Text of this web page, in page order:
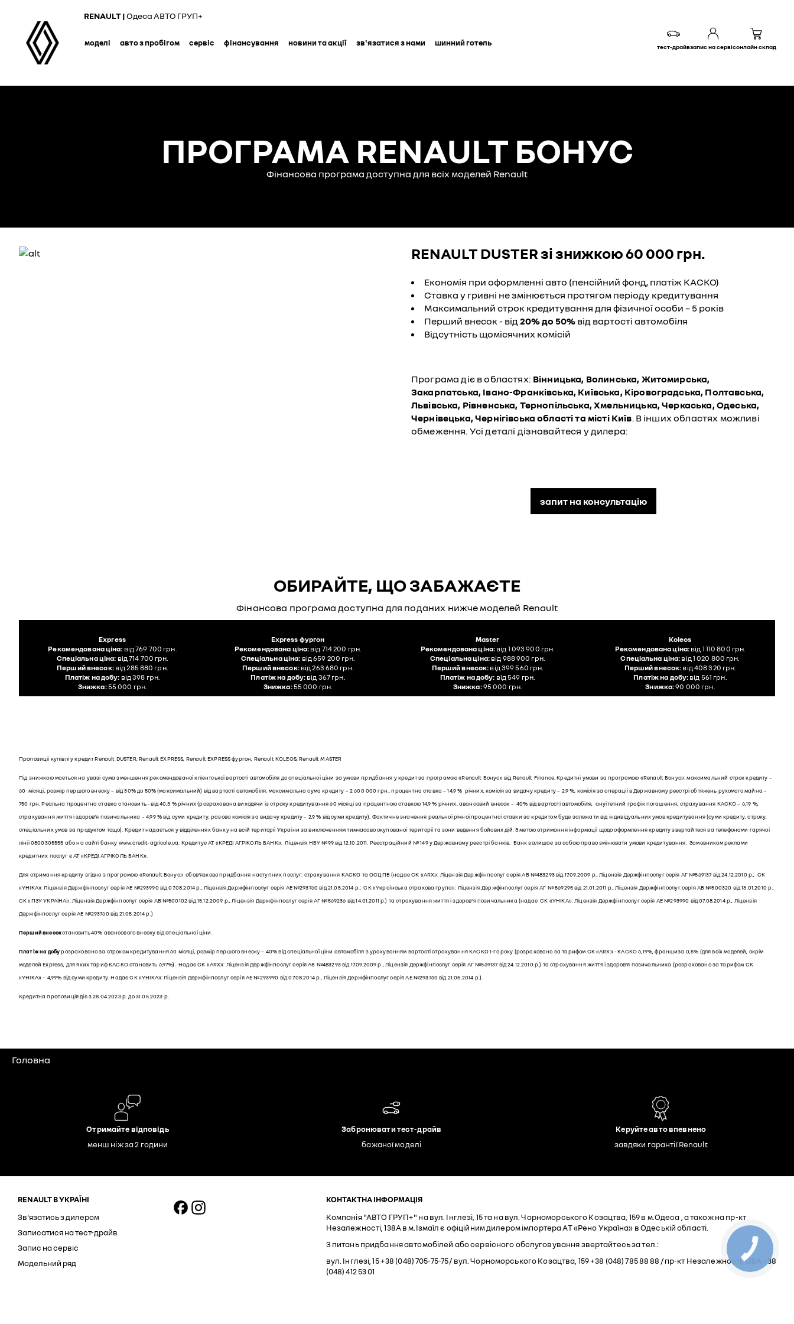
content
RENAULT |Одеса АВТО ГРУП+
моделі авто з пробігом сервіс фінансування новини та акції зв'язатися з нами шинний готель тест-драйвзапис на сервісонлайн склад
ПРОГРАМА RENAULT БОНУС
Фінансова програма доступна для всіх моделей Renault
RENAULT DUSTER зі знижкою 60 000 грн.
Економія при оформленні авто (пенсійний фонд, платіж КАСКО)
Ставка у гривні не змінюється протягом періоду кредитування
Максимальний строк кредитування для фізичної особи – 5 років
Перший внесок - від20% до 50% від вартості автомобіля
Відсутність щомісячних комісій
Програма діє в областях: Вінницька, Волинська, Житомирська,
Закарпатська, Івано-Франківська, Київська, Кіровоградська, Полтавська,
Львівська, Рівненська, Тернопільська, Хмельницька, Черкаська, Одеська,
Чернівецька, Чернігівська області та місті Київ. В інших областях можливі
обмеження. Усі деталі дізнавайтеся у дилера:
запит на консультацію
ОБИРАЙТЕ, ЩО ЗАБАЖАЄТЕ
Фінансова програма доступна для поданих нижче моделей Renault
Express
Рекомендована ціна: від 769 700 грн.
Спеціальна ціна: від 714 700 грн.
Перший внесок:від 285 880 грн.
Платіж на добу: від 398 грн.
Знижка:55 000 грн.
Express фургон
Рекомендована ціна: від 714 200 грн.
Спеціальна ціна: від 659 200 грн.
Перший внесок:від 263 680 грн.
Платіж на добу: від 367 грн.
Знижка:55 000 грн.
Master
Рекомендована ціна: від 1 093 900 грн.
Спеціальна ціна:від 988 900 грн.
Перший внесок: від 399 560 грн.
Платіж на добу: від 549 грн.
Знижка:95 000 грн.
Koleos
Рекомендована ціна: від 1 110 800 грн.
Спеціальна ціна: від 1 020 800 грн.
Перший внесок: від 408 320 грн.
Платіж на добу: від 561 грн.
Знижка:90 000 грн.
Пропозиції купівлі у кредит Renault DUSTER, Renault EXPRESS, Renault EXPRESS фургон, Renault KOLEOS, Renault MASTER
Під знижкою мається на увазі сума зменшення рекомендованої клієнтської вартості автомобіля до спеціальної ціни за умови придбання у кредит за програмою «Renault Бонус» від Renault Finance. Кредитні умови за програмою «Renault Бонус»: максимальний строк кредиту –
60 місяці, розмір першого внеску – від 30% до 50% (максимальний) від вартості автомобіля, максимальна сума кредиту – 2 600 000 грн., процентна ставка – 14,9 % річних, комісія за видачу кредиту – 2,9 %, комісія за операції в Державному реєстрі обтяжень рухомого майна –
750 грн. Реальна процентна ставка становить - від 40,3 % річних (розрахована виходячи із строку кредитування 60 місяці за процентною ставкою 14,9 % річних, авансовий внесок – 40% від вартості автомобіля, ануїтетний графік погашення, страхування КАСКО – 6,19 %,
страхування життя і здоров’я позичальника – 4,99 % від суми кредиту, разова комісія за видачу кредиту – 2,9 % від суми кредиту). Фактичне значення реальної річної процентної ставки за кредитом буде залежати від індивідуальних умов кредитування (суми кредиту, строку,
спеціальних умов за продуктом тощо). Кредит надається у відділеннях банку на всій території України за виключенням тимчасово окупованої території та зони ведення бойових дій. З метою отримання інформації щодо оформлення кредиту звертайтеся за телефонами гарячої
лінії 0800305555 або на сайті банку www.credit-agricole.ua. Кредитує АТ «КРЕДІ АГРІКОЛЬ БАНК». Ліцензія НБУ №99 від 12.10.2011. Реєстраційний № 149 у Державному реєстрі банків. Банк залишає за собою право змінювати умови кредитування. Замовником реклами
кредитних послуг є АТ «КРЕДІ АГРІКОЛЬ БАНК».
Для отримання кредиту згідно з програмою «Renault Бонус» обов'язково придбання наступних послуг: страхування КАСКО та ОСЦПВ (надає СК «ARX»: Ліцензія Держфінпослуг серія АВ №483293 від 17.09.2009 р., Ліцензія Держфінпослуг серія АГ №569137 від 24.12.2010 р.; СК
«УНІКА»: Ліцензія Держфінпослуг серія АЕ №293990 від 07.08.2014 р., Ліцензія Держфінпослуг серія АЕ №293760 від 21.05.2014 р.; СК «Українська страхова група»: Ліцензія Держфінпослуг серія АГ № 569295 від 21.01.2011 р., Ліцензія Держфінпослуг серія АВ №500320 від 13.01.2010 р.;
СК «ПЗУ УКРАЇНА»: Ліцензія Держфінпослуг серія АВ №500102 від 15.12.2009 р., Ліцензія Держфінпослуг серія АГ №569236 від 14.01.2011 р.) та страхування життя і здоров'я позичальника (надає СК «УНІКА»: Ліцензія Держфінпослуг серія АЕ №293990 від 07.08.2014 р., Ліцензія
Держфінпослуг серія АЕ №293760 від 21.05.2014 р.)
Перший внесокстановить40% авансового внеску від спеціальної ціни.
Платіж на добурозраховано за строком кредитування 60 місяці, розмір першого внеску – 40% від спеціальної ціни автомобіля з урахуванням вартості страхування КАСКО 1-го року (розраховано за тарифом СК «ARX» - КАСКО 6,19%, франшиза 0,5% (для всіх моделей, окрім
моделей Express, для яких тариф КАСКО становить 6,97%). Надає СК «ARX»: Ліцензія Держфінпослуг серія АВ №483293 від 17.09.2009 р., Ліцензія Держфінпослуг серія АГ №569137 від 24.12.2010 р.) та страхування життя і здоров'я позичальника (розраховано за тарифом СК
«УНІКА» – 4,99% від суми кредиту. Надає СК «УНІКА»: Ліцензія Держфінпослуг серія АЕ №293990 від 07.08.2014 р., Ліцензія Держфінпослуг серія АЕ №293760 від 21.05.2014 р.).
Кредитна пропозиція діє з 28.04.2023 р. до 31.05.2023 p.
Головна
Отримайте відповідь
менш ніж за 2 години
Забронювати тест-драйв
бажаної моделі
Керуйте авто впевнено
завдяки гарантії Renault
RENAULT В УКРАЇНІ
Зв'язатись з дилером
Записатися на тест-драйв
Запис на сервіс
Модельний ряд
КОНТАКТНА ІНФОРМАЦІЯ
Компанія "АВТО ГРУП+" на вул. Інглезі, 15 та на вул. Чорноморського Козацтва, 159 в м.Одеса , а також на пр-кт
Незалежності, 138А в м.Ізмаїл є офіційним дилером імпортера АТ «Рено Україна» в Одеській області.
З питань придбання автомобілей або сервісного обслуговування звертайтесь за тел.:
вул. Інглезі, 15 +38 (048) 705-75-75 / вул. Чорноморського Козацтва, 159 +38 (048) 785 88 88 / пр-кт Незалежності, 138А +38
(048) 412 53 01